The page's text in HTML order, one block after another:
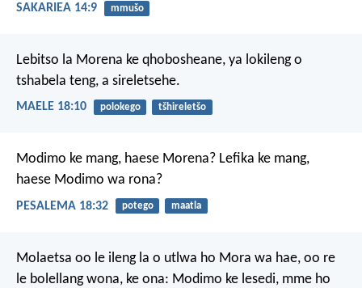
SAKARIEA 14:9 mmušo
Lebitso la Morena ke qhobosheane, ya lokileng o
tshabela teng, a sireletsehe.
MAELE 18:10 polokego tšhireletšo
Modimo ke mang, haese Morena? Lefika ke mang,
haese Modimo wa rona?
PESALEMA 18:32 potego maatla
Molaetsa oo le ileng la o utlwa ho Mora wa hae, oo re
le bolellang wona, ke ona: Modimo ke lesedi, mme ho